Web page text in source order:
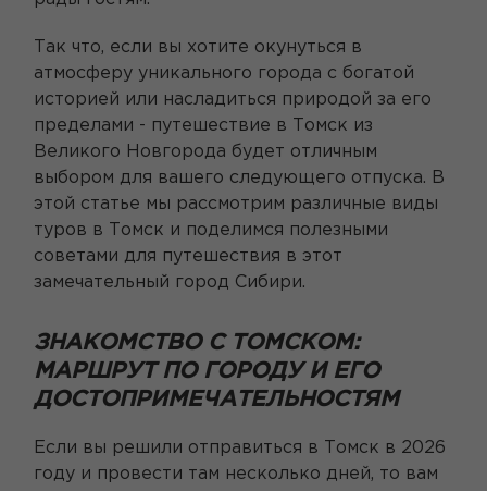
Так что, если вы хотите окунуться в
атмосферу уникального города с богатой
историей или насладиться природой за его
пределами - путешествие в Томск из
Великого Новгорода будет отличным
выбором для вашего следующего отпуска. В
этой статье мы рассмотрим различные виды
туров в Томск и поделимся полезными
советами для путешествия в этот
замечательный город Сибири.
ЗНАКОМСТВО С ТОМСКОМ:
МАРШРУТ ПО ГОРОДУ И ЕГО
ДОСТОПРИМЕЧАТЕЛЬНОСТЯМ
Если вы решили отправиться в Томск в 2026
году и провести там несколько дней, то вам